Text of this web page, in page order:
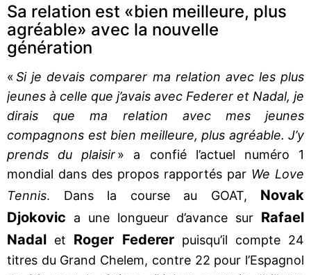
Sa relation est «bien meilleure, plus
agréable» avec la nouvelle
génération
«Si je devais comparer ma relation avec les plus
jeunes à celle que j’avais avec Federer et Nadal, je
dirais que ma relation avec mes jeunes
compagnons est bien meilleure, plus agréable. J’y
prends du plaisir» a confié l’actuel numéro 1
mondial dans des propos rapportés par We Love
Tennis. Dans la course au GOAT, Novak
Djokovic a une longueur d’avance sur Rafael
Nadal et Roger Federerpuisqu’il compte 24
titres du Grand Chelem, contre 22 pour l’Espagnol